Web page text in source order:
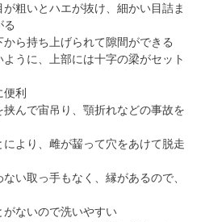
粗いとハエが抜け、細かい目詰ま
る
ら持ち上げられて隙間ができる
うに、上部には十字の梁がセット
利
んで宙吊り、顎折れなどの事故を
より、雌が齧って穴をあけて脱走
い取っ手もなく、縁があるので、
ないので洗いやすい